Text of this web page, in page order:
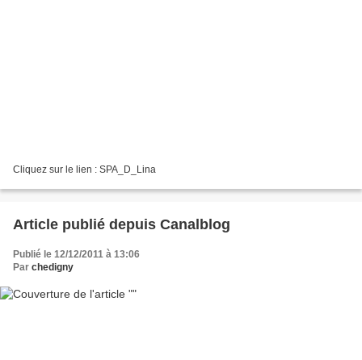
Cliquez sur le lien : SPA_D_Lina
Article publié depuis Canalblog
Publié le 12/12/2011 à 13:06
Par chedigny